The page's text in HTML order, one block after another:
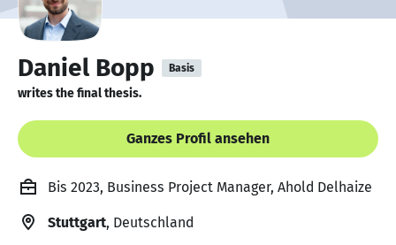
Daniel Bopp Basis
writes the final thesis.
Ganzes Profil ansehen
Bis 2023, Business Project Manager, Ahold Delhaize
Stuttgart, Deutschland